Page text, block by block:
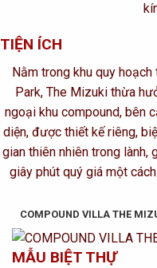
TIỆN ÍCH
Nằm trong khu quy
Park, The Mizuki thừa
ngoại khu compound, bên
diện, được thiết kế riêng,
gian thiên nhiên trong lành,
giây phút quý giá một
COMPOUND VILLA THE
MẪU BIỆT THỰ